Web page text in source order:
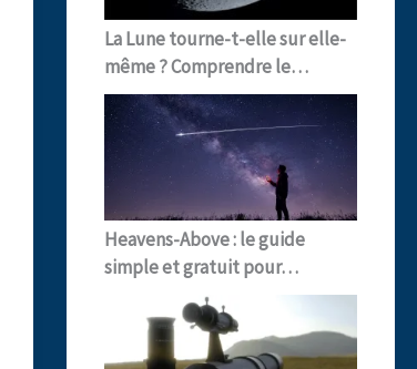
La Lune tourne-t-elle sur elle-
même ? Comprendre le…
Heavens-Above : le guide
simple et gratuit pour…